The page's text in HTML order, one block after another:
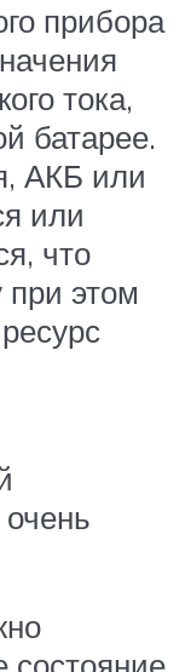
прибора
тока,
батарее.
АКБ или
или
что
при этом